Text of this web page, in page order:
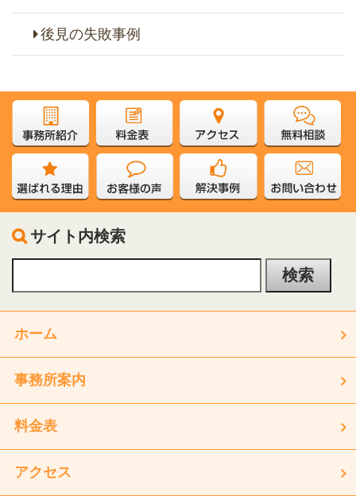
後見の失敗事例
サイト内検索
ホーム
事務所案内
料金表
アクセス